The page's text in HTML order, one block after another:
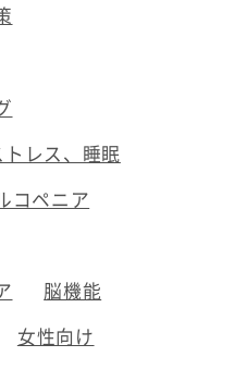
トレス、睡眠
コペニア
脳機能
女性向け